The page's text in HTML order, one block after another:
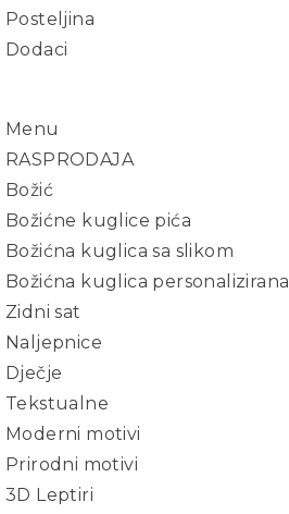
Posteljina
Dodaci
Menu
RASPRODAJA
Božić
Božićne kuglice pića
Božićna kuglica sa slikom
Božićna kuglica personalizirana
Zidni sat
Naljepnice
Dječje
Tekstualne
Moderni motivi
Prirodni motivi
3D Leptiri